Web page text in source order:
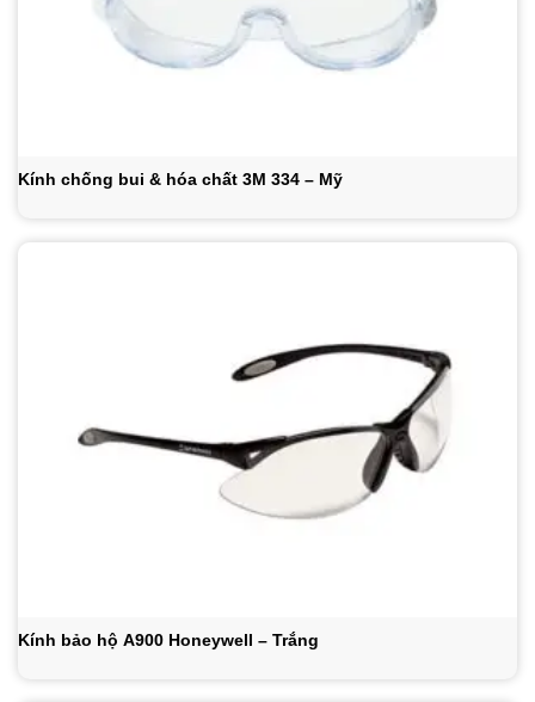
Kính chống bui & hóa chất 3M 334 – Mỹ
Kính bảo hộ A900 Honeywell – Trắng